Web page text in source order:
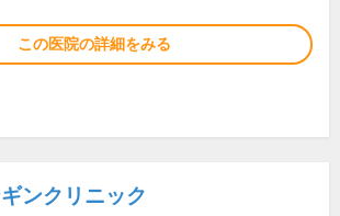
この医院の詳細をみる
ンクリニック